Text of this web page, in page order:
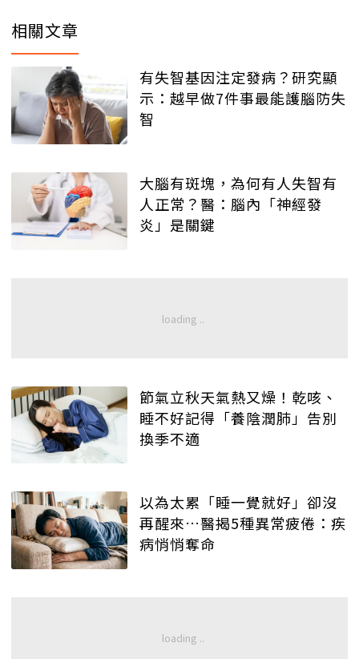
相關文章
有失智基因注定發病？研究顯
示：越早做7件事最能護腦防失
智
大腦有斑塊，為何有人失智有
人正常？醫：腦內「神經發
炎」是關鍵
節氣立秋天氣熱又燥！乾咳、
睡不好記得「養陰潤肺」告別
換季不適
以為太累「睡一覺就好」卻沒
再醒來…醫揭5種異常疲倦：疾
病悄悄奪命